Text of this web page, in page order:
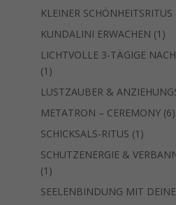
Produkt
KLEINER SCHÖNHEITSRITUS
KUNDALINI ERWACHEN 1 1
LICHTVOLLE 3-TÄGIGE
1 1
Produkt
LUSTZAUBER &
METATRON – CEREMONY 66
SCHICKSALS-RITUS 1 1
Produkt
SCHUTZENERGIE &
1 1
Produkt
SEELENBINDUNG MIT